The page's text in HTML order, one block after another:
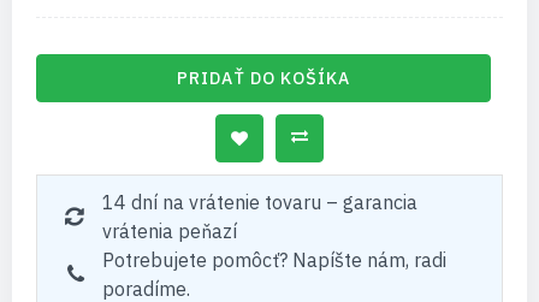
PRIDAŤ DO KOŠÍKA
14 dní na vrátenie tovaru – garancia
vrátenia peňazí
Potrebujete pomôcť? Napíšte nám, radi
poradíme.